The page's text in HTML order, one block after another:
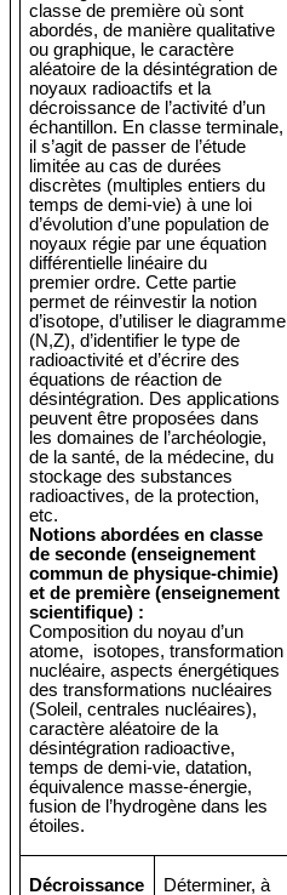
classe de première où sont
abordés, de manière qualitative
ou graphique, le caractère
aléatoire de la désintégration de
noyaux radioactifs et la
décroissance de l’activité d’un
échantillon. En classe terminale,
il s’agit de passer de l’étude
limitée au cas de durées
discrètes (multiples entiers du
temps de demi-vie) à une loi
d’évolution d’une population de
noyaux régie par une équation
différentielle linéaire du
premier ordre. Cette partie
permet de réinvestir la notion
d’isotope, d’utiliser le diagramme
(N,Z), d’identifier le type de
radioactivité et d’écrire des
équations de réaction de
désintégration. Des applications
peuvent être proposées dans
les domaines de l’archéologie,
de la santé, de la médecine, du
stockage des substances
radioactives, de la protection,
etc.
Notions abordées en classe
de seconde (enseignement
commun de physique-chimie)
et de première (enseignement
scientifique) :
Composition du noyau d’un
atome,
isotopes, transformation
nucléaire, aspects énergétiques
des transformations nucléaires
(Soleil, centrales nucléaires),
caractère aléatoire de la
désintégration radioactive,
temps de demi-vie, datation,
équivalence masse-énergie,
fusion de l’hydrogène dans les
étoiles.
Décroissance
Déterminer, à